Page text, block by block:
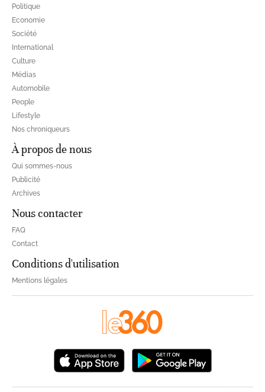
Politique
Economie
Société
International
Culture
Médias
Automobile
People
Lifestyle
Nos chroniqueurs
À propos de nous
Qui sommes-nous
Publicité
Archives
Nous contacter
FAQ
Contact
Conditions d'utilisation
Mentions légales